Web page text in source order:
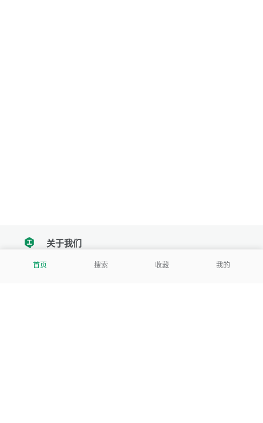
首页 搜索 收藏 我的
tencent关于我们
我们努力把每一个工具做成批量处理的产品